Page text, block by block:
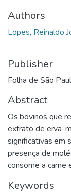
Authors
Lopes, Reinaldo
Publisher
Folha de São
Abstract
Os bovinos que
extrato de erva-
significativas em
presença de
consome a carne
Keywords